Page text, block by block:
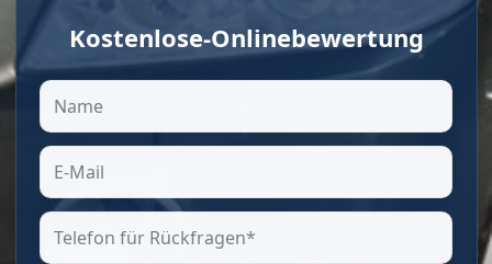
Kostenlose-Onlinebewertung